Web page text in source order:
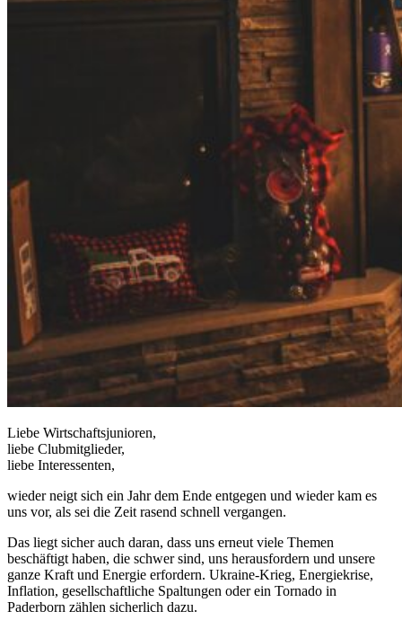
Liebe Wirtschaftsjunioren,
liebe Clubmitglieder,
liebe Interessenten,
wieder neigt sich ein Jahr dem Ende entgegen und wieder kam es
uns vor, als sei die Zeit rasend schnell vergangen.
Das liegt sicher auch daran, dass uns erneut viele Themen
beschäftigt haben, die schwer sind, uns herausfordern und unsere
ganze Kraft und Energie erfordern. Ukraine-Krieg, Energiekrise,
Inflation, gesellschaftliche Spaltungen oder ein Tornado in
Paderborn zählen sicherlich dazu.